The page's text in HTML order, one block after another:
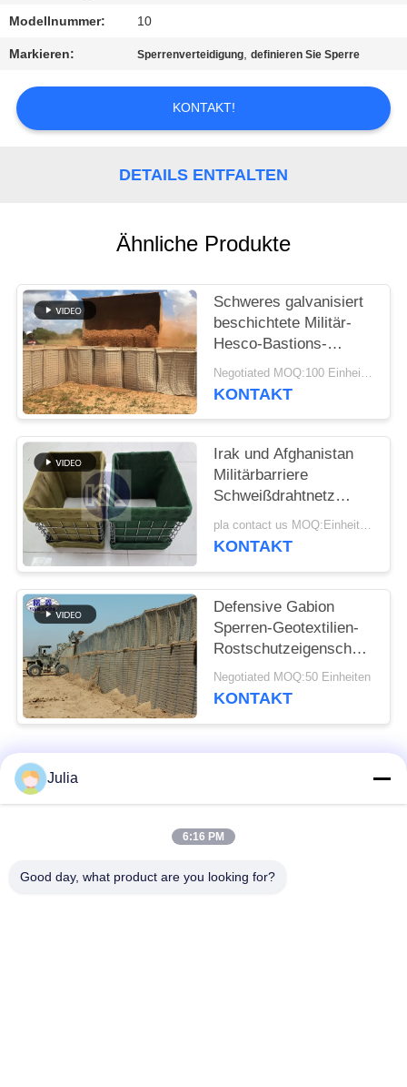
BITTE UM
ANGEBOT
Modellnummer: 10
Markieren: Sperrenverteidigung,definieren Sie Sperre
KONTAKT!
DETAILS ENTFALTEN
Ähnliche Produkte
Schweres galvanisiert
beschichtete Militär-
Hesco-Bastions-
Sperren-System
defensive Hesco-
Negotiated MOQ:100 Einheiten
KONTAKT
Irak und Afghanistan
Militärbarriere
Schweißdrahtnetz
Hesco
Verteidigungsbarriere
pla contact us MOQ:Einheit 10
KONTAKT
Defensive Gabion
Sperren-Geotextilien-
Rostschutzeigenschaft
Gavanized
Negotiated MOQ:50 Einheiten
KONTAKT
Beliebte Kategorien Alle
Militärsperre
Julia
6:16 PM
Good day, what product are you looking for?